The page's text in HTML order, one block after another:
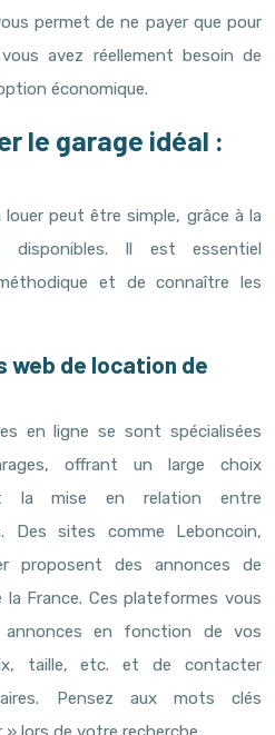
permet de ne payer que pour
avez réellement besoin de
économique.
le garage idéal :
louer peut être simple, grâce à la
disponibles. Il est essentiel
et de connaître les
de location de
en ligne se sont spécialisées
offrant un large choix
la mise en relation entre
Des sites comme Leboncoin,
proposent des annonces de
France. Ces plateformes vous
en fonction de vos
taille, etc. et de contacter
Pensez aux mots clés